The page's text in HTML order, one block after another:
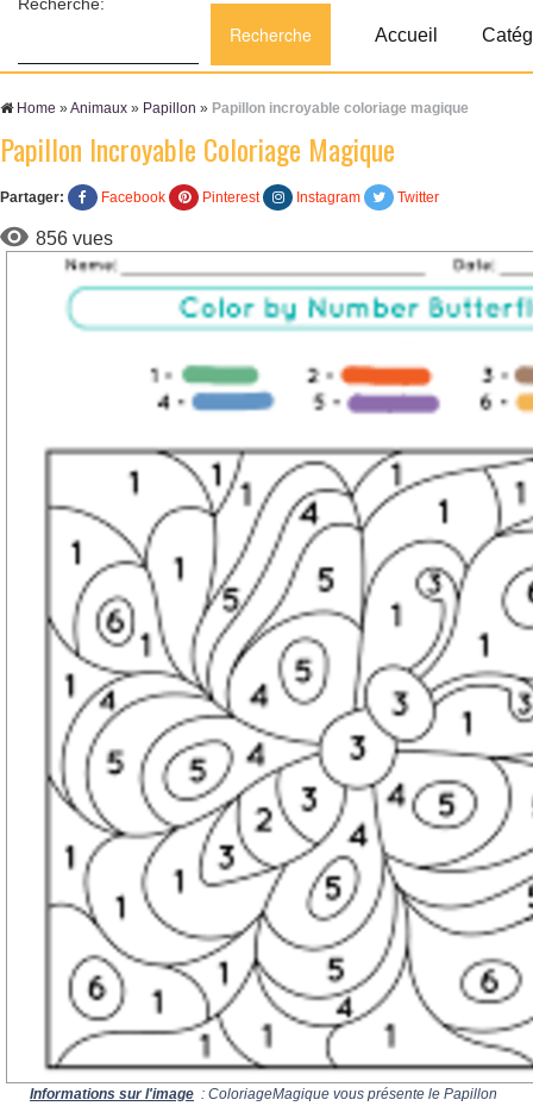
Accueil
Home »Animaux » Papillon » Papillon incroyable coloriage magique
Papillon Incroyable Coloriage Magique
Partager: Facebook Pinterest Instagram Twitter
856 vues
Informations sur l'image : ColoriageMagique vous présente le Papillon